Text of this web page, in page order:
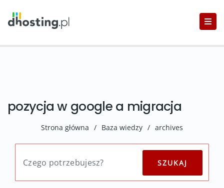
pozycja w google a migracja
Strona główna / Baza wiedzy / archives